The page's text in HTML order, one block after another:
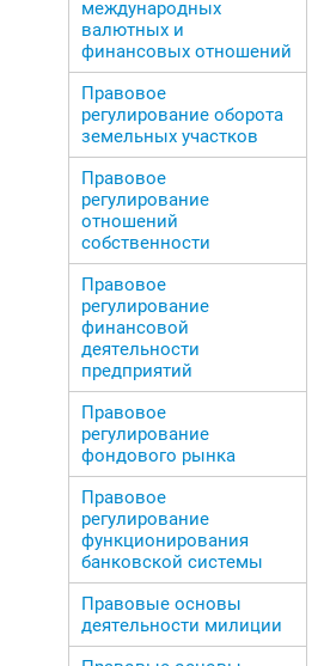
международных
валютных и
финансовых отношений
Правовое
регулирование оборота
земельных участков
Правовое
регулирование
отношений
собственности
Правовое
регулирование
финансовой
деятельности
предприятий
Правовое
регулирование
фондового рынка
Правовое
регулирование
функционирования
банковской системы
Правовые основы
деятельности милиции